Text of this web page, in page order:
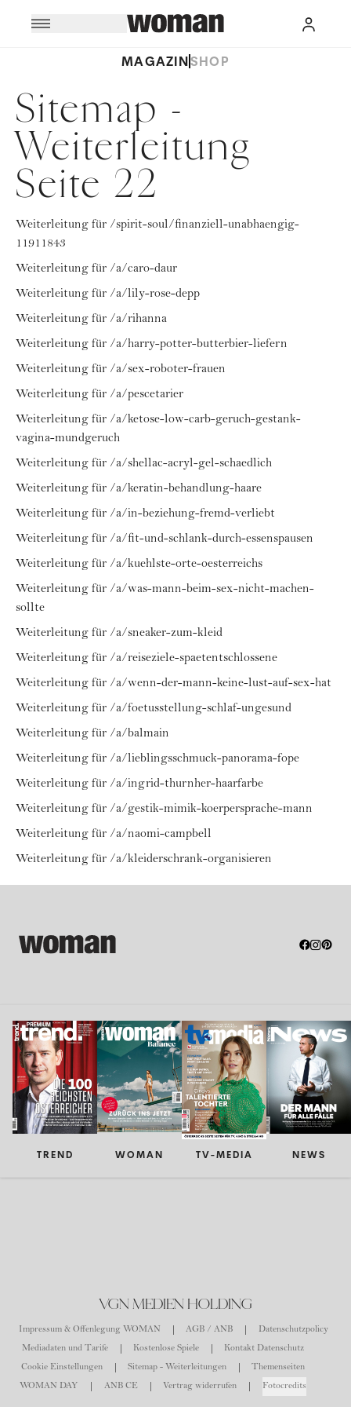
MAGAZINSHOP
Sitemap -
Weiterleitung
Seite 22
Weiterleitung für /spirit-soul/finanziell-unabhaengig-
11911843
Weiterleitung für /a/caro-daur
Weiterleitung für /a/lily-rose-depp
Weiterleitung für /a/rihanna
Weiterleitung für /a/harry-potter-butterbier-liefern
Weiterleitung für /a/sex-roboter-frauen
Weiterleitung für /a/pescetarier
Weiterleitung für /a/ketose-low-carb-geruch-gestank-
vagina-mundgeruch
Weiterleitung für /a/shellac-acryl-gel-schaedlich
Weiterleitung für /a/keratin-behandlung-haare
Weiterleitung für /a/in-beziehung-fremd-verliebt
Weiterleitung für /a/fit-und-schlank-durch-essenspausen
Weiterleitung für /a/kuehlste-orte-oesterreichs
Weiterleitung für /a/was-mann-beim-sex-nicht-machen-
sollte
Weiterleitung für /a/sneaker-zum-kleid
Weiterleitung für /a/reiseziele-spaetentschlossene
Weiterleitung für /a/wenn-der-mann-keine-lust-auf-sex-hat
Weiterleitung für /a/foetusstellung-schlaf-ungesund
Weiterleitung für /a/balmain
Weiterleitung für /a/lieblingsschmuck-panorama-fope
Weiterleitung für /a/ingrid-thurnher-haarfarbe
Weiterleitung für /a/gestik-mimik-koerpersprache-mann
Weiterleitung für /a/naomi-campbell
Weiterleitung für /a/kleiderschrank-organisieren
TREND WOMAN TV-MEDIA NEWS
VGN MEDIEN HOLDING
Impressum & Offenlegung WOMAN AGB / ANB
Datenschutzpolicy
Mediadaten und Tarife
Kostenlose Spiele
Kontakt Datenschutz
Cookie Einstellungen
Sitemap - Weiterleitungen
Themenseiten
WOMAN DAY
ANB CE Vertrag widerrufen Fotocredits